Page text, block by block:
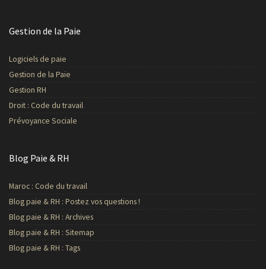
Gestion de la Paie
Logiciels de paie
Gestion de la Paie
Gestion RH
Droit : Code du travail
Prévoyance Sociale
Blog Paie & RH
Maroc : Code du travail
Blog paie & RH : Postez vos questions !
Blog paie & RH : Archives
Blog paie & RH : Sitemap
Blog paie & RH : Tags